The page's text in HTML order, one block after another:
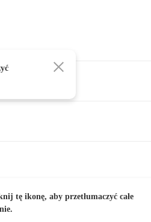
tę ikonę, aby przetłumaczyć całe